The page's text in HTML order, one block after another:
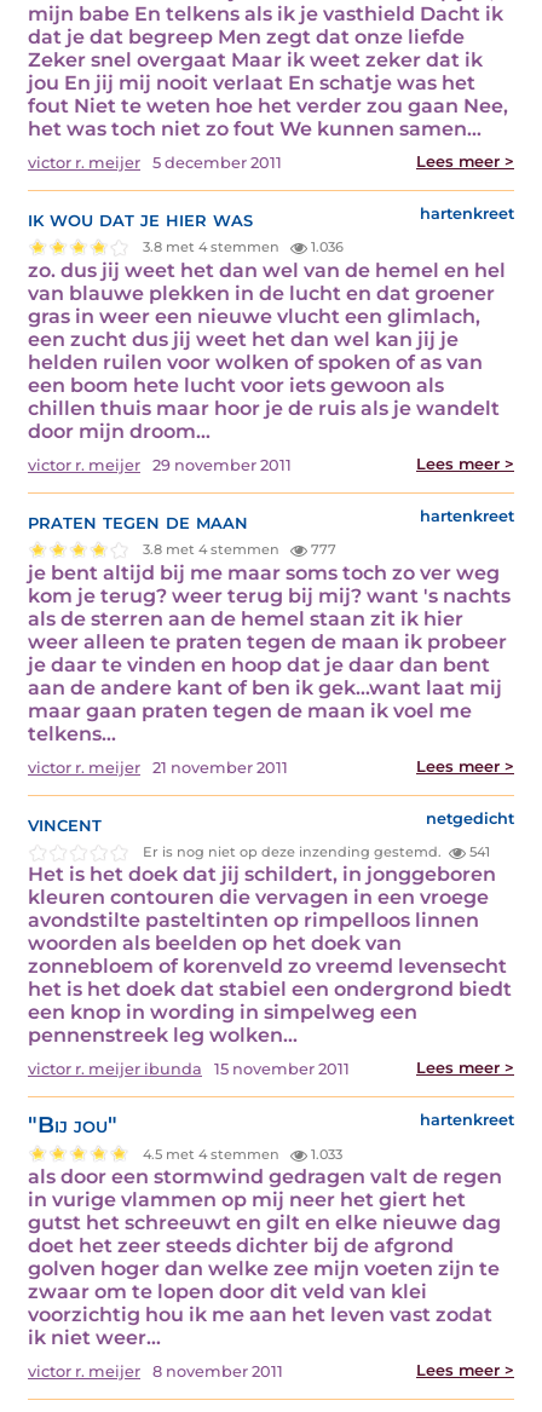
mijn babe En telkens als ik je vasthield Dacht ik
dat je dat begreep Men zegt dat onze liefde
Zeker snel overgaat Maar ik weet zeker dat ik
jou En jij mij nooit verlaat En schatje was het
fout Niet te weten hoe het verder zou gaan Nee,
het was toch niet zo fout We kunnen samen…
victor r. meijer 5 december 2011 Lees meer >
ik wou dat je hier was hartenkreet
3.8 met 4 stemmen 1.036
zo. dus jij weet het dan wel van de hemel en hel
van blauwe plekken in de lucht en dat groener
gras in weer een nieuwe vlucht een glimlach,
een zucht dus jij weet het dan wel kan jij je
helden ruilen voor wolken of spoken of as van
een boom hete lucht voor iets gewoon als
chillen thuis maar hoor je de ruis als je wandelt
door mijn droom…
victor r. meijer 29 november 2011 Lees meer >
praten tegen de maan hartenkreet
3.8 met 4 stemmen 777
je bent altijd bij me maar soms toch zo ver weg
kom je terug? weer terug bij mij? want 's nachts
als de sterren aan de hemel staan zit ik hier
weer alleen te praten tegen de maan ik probeer
je daar te vinden en hoop dat je daar dan bent
aan de andere kant of ben ik gek...want laat mij
maar gaan praten tegen de maan ik voel me
telkens…
victor r. meijer 21 november 2011 Lees meer >
vincent netgedicht
Er is nog niet op deze inzending gestemd. 541
Het is het doek dat jij schildert, in jonggeboren
kleuren contouren die vervagen in een vroege
avondstilte pasteltinten op rimpelloos linnen
woorden als beelden op het doek van
zonnebloem of korenveld zo vreemd levensecht
het is het doek dat stabiel een ondergrond biedt
een knop in wording in simpelweg een
pennenstreek leg wolken…
victor r. meijer ibunda 15 november 2011 Lees meer >
"Bij jou" hartenkreet
4.5 met 4 stemmen 1.033
als door een stormwind gedragen valt de regen
in vurige vlammen op mij neer het giert het
gutst het schreeuwt en gilt en elke nieuwe dag
doet het zeer steeds dichter bij de afgrond
golven hoger dan welke zee mijn voeten zijn te
zwaar om te lopen door dit veld van klei
voorzichtig hou ik me aan het leven vast zodat
ik niet weer…
victor r. meijer 8 november 2011 Lees meer >